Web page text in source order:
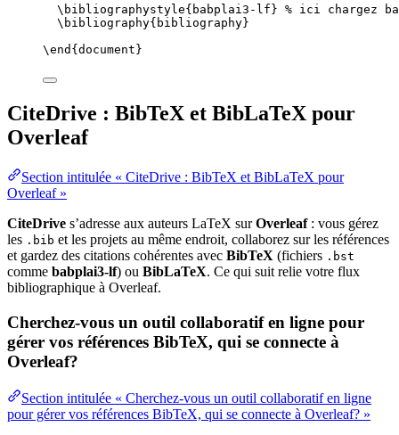
\bibliographystyle{babplai3-lf} % ici chargez
\bibliography{bibliography}
\end { document }
CiteDrive : BibTeX et BibLaTeX pour
Overleaf
Section intitulée « CiteDrive : BibTeX et BibLaTeX pour
Overleaf »
CiteDrive s’adresse aux auteurs LaTeX surOverleaf: vous gérez
les .bib et les projets au même endroit, collaborez sur les références
et gardez des citations cohérentes avec BibTeX (fichiers .bst
comme babplai3-lf) ou BibLaTeX. Ce qui suit relie votre flux
bibliographique à Overleaf.
Cherchez-vous un outil collaboratif en ligne pour
gérer vos références BibTeX, qui se connecte à
Overleaf?
Section intitulée « Cherchez-vous un outil collaboratif en ligne
pour gérer vos références BibTeX, qui se connecte à Overleaf? »